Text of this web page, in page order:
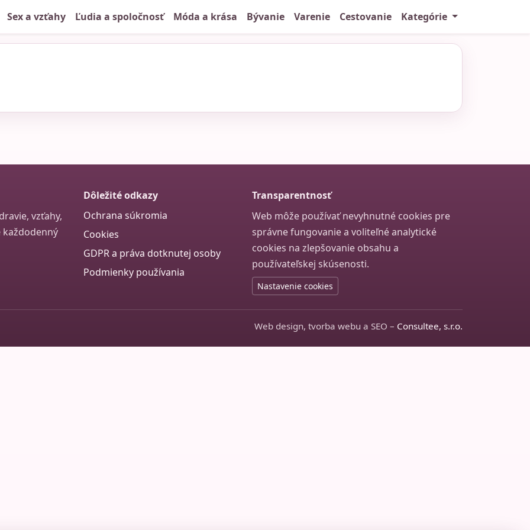
Sex a vzťahy Ľudia a spoločnosť Móda a krása Bývanie Varenie Cestovanie Kategórie
vzťahy,
každodenný
Dôležité odkazy
Ochrana súkromia
Cookies
GDPR a práva dotknutej osoby
Podmienky používania
Transparentnosť
Web môže používať nevyhnutné cookies pre
správne fungovanie a voliteľné analytické
cookies na zlepšovanie obsahu a
používateľskej skúsenosti.
Nastavenie cookies
Web design, tvorba webu a SEO – Consultee, s.r.o.